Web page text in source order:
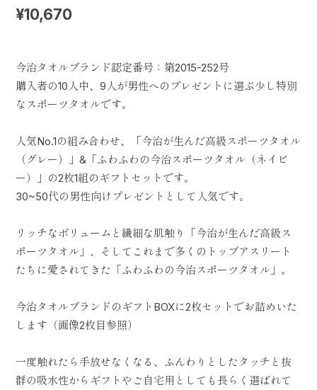
¥10,670
今治タオルブランド認定番号：第2015-252号
購入者の10人中、9人が男性へのプレゼントに選ぶ少し特別
なスポーツタオルです。
人気No.1の組み合わせ、「今治が生んだ高級スポーツタオル
（グレー）」&「ふわふわの今治スポーツタオル（ネイビ
ー）」の2枚1組のギフトセットです。
30~50代の男性向けプレゼントとして人気です。
リッチなボリュームと繊細な肌触り「今治が生んだ高級ス
ポーツタオル」、そしてこれまで多くのトップアスリート
たちに愛されてきた「ふわふわの今治スポーツタオル」。
今治タオルブランドのギフトBOXに2枚セットでお詰めいた
します（画像2枚目参照）
一度触れたら手放せなくなる、ふんわりとしたタッチと抜
群の吸水性からギフトやご自宅用としても長らく選ばれて